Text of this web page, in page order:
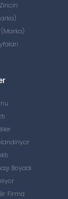
Boyadı
Firma